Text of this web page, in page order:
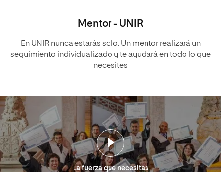
Mentor - UNIR
En UNIR nunca estarás solo. Un mentor realizará un
seguimiento individualizado y te ayudará en todo lo que
necesites
La fuerza que necesitas